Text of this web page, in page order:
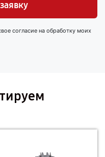
согласие на обработку моих